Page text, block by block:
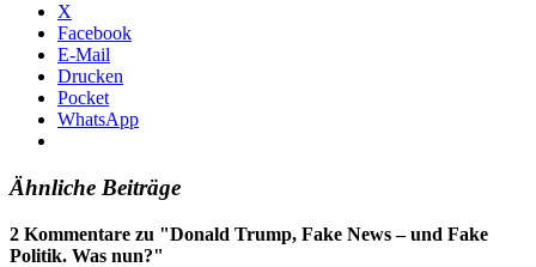
X
Facebook
E-Mail
Drucken
Pocket
WhatsApp
Ähnliche Beiträge
2 Kommentare zu "Donald Trump, Fake News – und Fake
Politik. Was nun?"